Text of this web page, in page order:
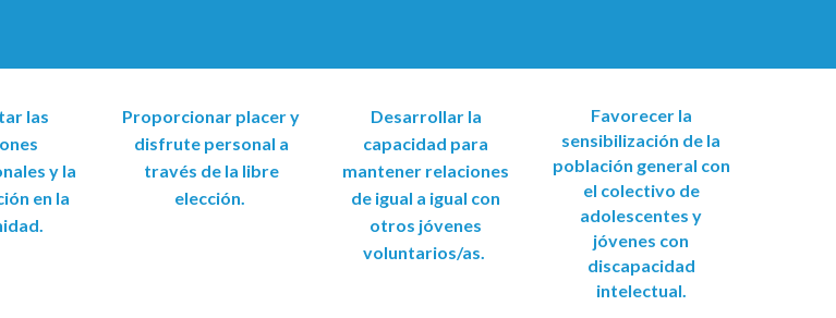
las
y la
en la
Proporcionar placer y
disfrute personal a
través de la libre
elección.
Desarrollar la
capacidad para
mantener relaciones
de igual a igual con
otros jóvenes
voluntarios/as.
Favorecer la
sensibilización de la
población general con
el colectivo de
adolescentes y
jóvenes con
discapacidad
intelectual.